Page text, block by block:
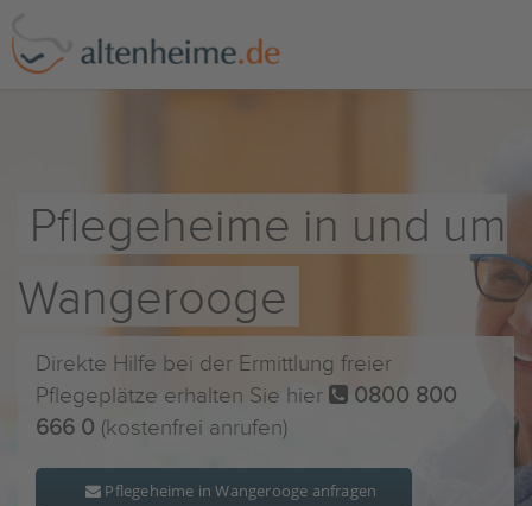
Pflegeheime in und um
Wangerooge
Direkte Hilfe bei der Ermittlung freier
Pflegeplätze erhalten Sie hier
0800 800
666 0 (kostenfrei anrufen)
Pflegeheime in Wangerooge anfragen